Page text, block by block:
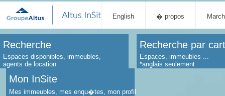
English � propos
Recherche
Espaces disponibles, immeubles,
agents de location
Recherche par
Espaces, immeubles ...
*anglais seulement
Mon InSite
Mes immeubles, mes enqu�tes, mon profil